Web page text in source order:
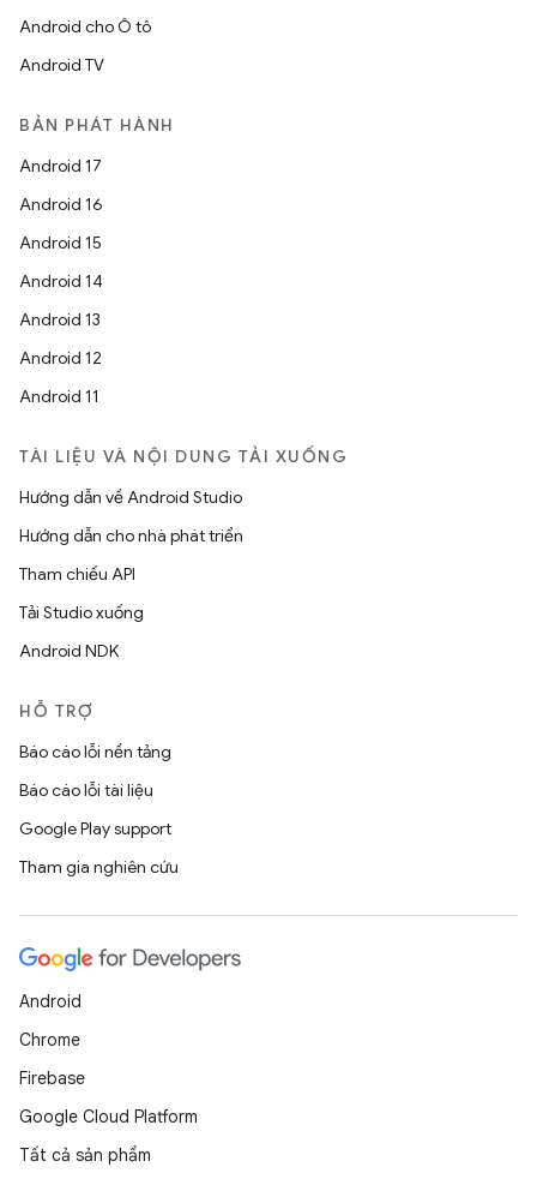
Android cho Ô tô
Android TV
BẢN PHÁT HÀNH
Android 17
Android 16
Android 15
Android 14
Android 13
Android 12
Android 11
TÀI LIỆU VÀ NỘI DUNG TẢI XUỐNG
Hướng dẫn về Android Studio
Hướng dẫn cho nhà phát triển
Tham chiếu API
Tải Studio xuống
Android NDK
HỖ TRỢ
Báo cáo lỗi nền tảng
Báo cáo lỗi tài liệu
Google Play support
Tham gia nghiên cứu
Android
Chrome
Firebase
Google Cloud Platform
Tất cả sản phẩm